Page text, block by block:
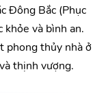
Đông Bắc (Phục
khỏe và bình an.
phong thủy nhà ở
thịnh vượng.